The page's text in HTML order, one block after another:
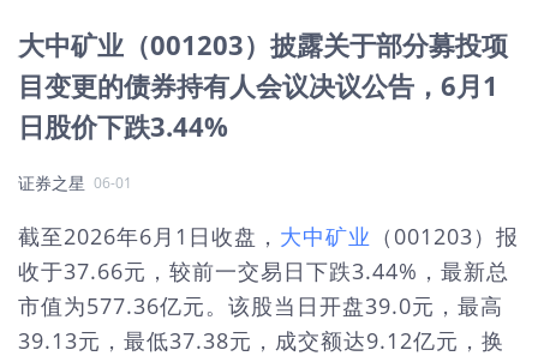
大中矿业（001203）披露关于部分募投项
目变更的债券持有人会议决议公告，6月1
日股价下跌3.44%
证券之星 06-01
截至2026年6月1日收盘， 大中矿业 （001203）报
收于37.66元，较前一交易日下跌3.44%，最新总
市值为577.36亿元。该股当日开盘39.0元，最高
39.13元，最低37.38元，成交额达9.12亿元，换